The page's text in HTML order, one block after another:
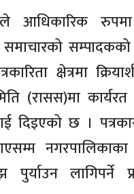
आधिकारिक
सम्पादकको
क्षेत्रमा
(रासस)मा
दिइएको छ ।
पुर्याउन लागिपर्ने